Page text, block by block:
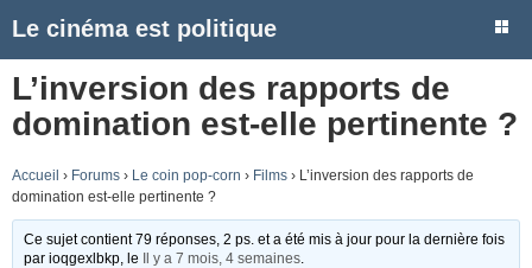
Le cinéma est politique
L’inversion des rapports de
domination est-elle pertinente ?
Accueil › Forums › Le coin pop-corn › Films › L’inversion des rapports de
domination est-elle pertinente ?
Ce sujet contient 79 réponses, 2 ps. et a été mis à jour pour la dernière fois
parioqgexlbkp , le Il y a 7 mois, 4 semaines